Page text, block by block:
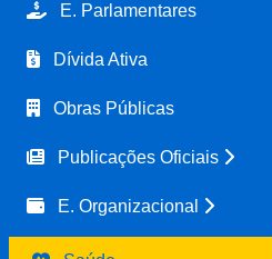
E. Parlamentares
Dívida Ativa
Obras Públicas
Publicações Oficiais
E. Organizacional